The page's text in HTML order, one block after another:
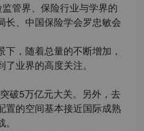
管界、保险行业与学界的
长、中国保险学会罗忠敏会
，随着总量的不断增加，
业界的高度关注。
破5万亿元大关。另外，去
置的空间基本接近国际成熟